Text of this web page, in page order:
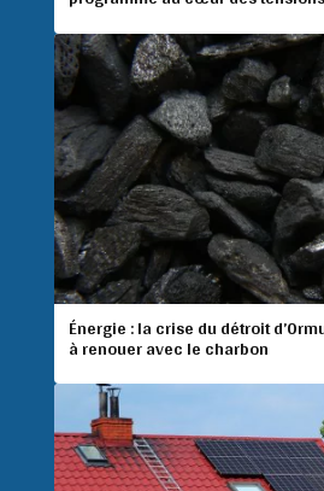
Énergie : la crise du détroit
à renouer avec le charbon